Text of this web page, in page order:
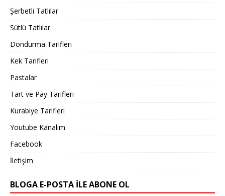
Şerbetli Tatlılar
Sütlü Tatlılar
Dondurma Tarifleri
Kek Tarifleri
Pastalar
Tart ve Pay Tarifleri
Kurabiye Tarifleri
Youtube Kanalım
Facebook
İletişim
BLOGA E-POSTA ILE ABONE OL